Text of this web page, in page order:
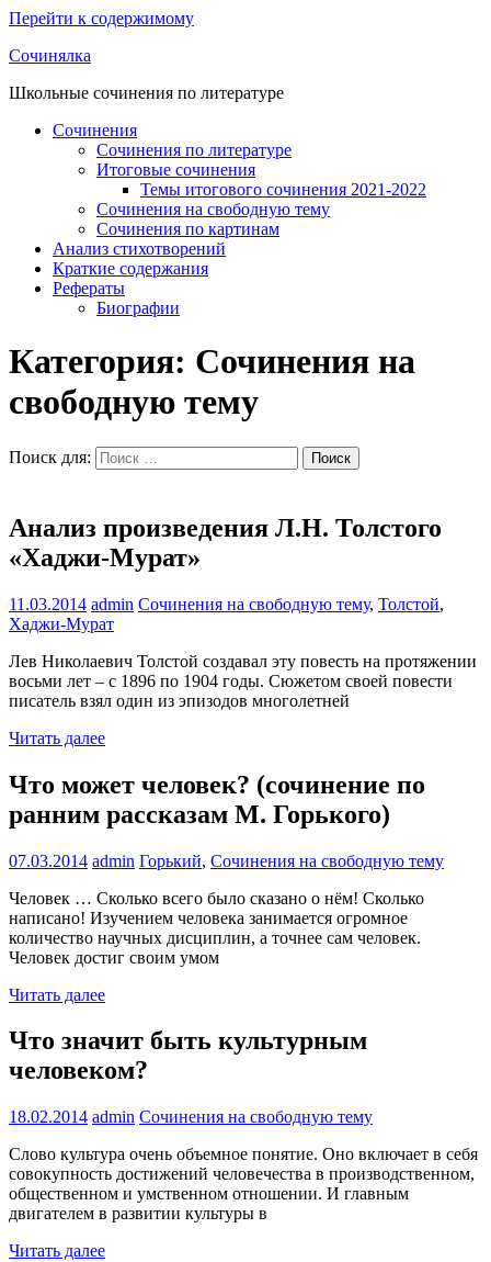
Перейти к содержимому
Сочинялка
Школьные сочинения по литературе
Сочинения
Сочинения по литературе
Итоговые сочинения
Темы итогового сочинения 2021-2022
Сочинения на свободную тему
Сочинения по картинам
Анализ стихотворений
Краткие содержания
Рефераты
Биографии
Категория: Сочинения на
свободную тему
Поиск для: Поиск
Анализ произведения Л.Н. Толстого
«Хаджи-Мурат»
11.03.2014 admin Сочинения на свободную тему, Толстой,
Хаджи-Мурат
Лев Николаевич Толстой создавал эту повесть на протяжении
восьми лет – с 1896 по 1904 годы. Сюжетом своей повести
писатель взял один из эпизодов многолетней
Читать далее
Что может человек? (сочинение по
ранним рассказам М. Горького)
07.03.2014 admin Горький, Сочинения на свободную тему
Человек … Сколько всего было сказано о нём! Сколько
написано! Изучением человека занимается огромное
количество научных дисциплин, а точнее сам человек.
Человек достиг своим умом
Читать далее
Что значит быть культурным
человеком?
18.02.2014 admin Сочинения на свободную тему
Слово культура очень объемное понятие. Оно включает в себя
совокупность достижений человечества в производственном,
общественном и умственном отношении. И главным
двигателем в развитии культуры в
Читать далее